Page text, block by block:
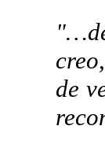
de